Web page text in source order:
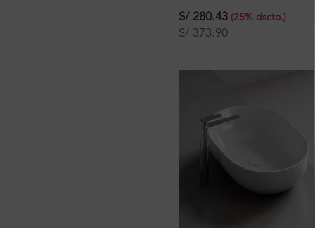
cm
S/ 280.43 (25% dscto.)
S/ 373.90